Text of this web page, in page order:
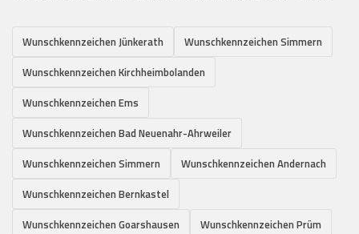
Wunschkennzeichen Jünkerath
Wunschkennzeichen Simmern
Wunschkennzeichen Kirchheimbolanden
Wunschkennzeichen Ems
Wunschkennzeichen Bad Neuenahr-Ahrweiler
Wunschkennzeichen Simmern
Wunschkennzeichen Andernach
Wunschkennzeichen Bernkastel
Wunschkennzeichen Goarshausen
Wunschkennzeichen Prüm